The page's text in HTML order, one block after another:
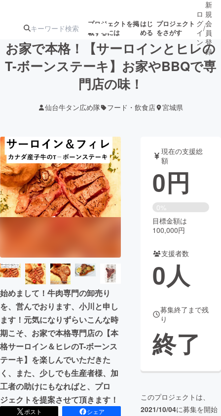
プロジェクトを掲
載するには
はじ
める
プロジェクト
をさがす
注目の新着プロ 募集終了が近いプ
テクノロジー・ガジェット
映像・映画 書籍・雑誌
ビジネス・起業 チャレンジ
CAMPFIRE for Social Good
CAMPFIRE Creation
CAMPFIREふるさと納税machi-ya コミュニティ
ロ
グ
イ
ン
/
新
規
会
員
登
録
お家で本格！【サーロインとヒレの
T-ボーンステーキ】お家やBBQで専
門店の味！
仙台牛タン広め隊 フード・飲食店 宮城県
始めまして！牛肉専門の卸売り
を、営んでおります、小川と申し
ます！元気になりずらいこんな時
期こそ、お家で本格専門店の【本
格サーロイン＆ヒレのT-ボーンス
テーキ】を楽しんでいただきた
く、また、少しでも生産者様、加
工者の助けにもなればと、プロ
ジェクトを提案させて頂きます！
ポスト
シェア
現在の支援総
額
0円
0%
目標金額は
100,000円
支援者数
0人
募集終了まで残
り
終了
このプロジェクトは、
2021/10/04に募集を開始